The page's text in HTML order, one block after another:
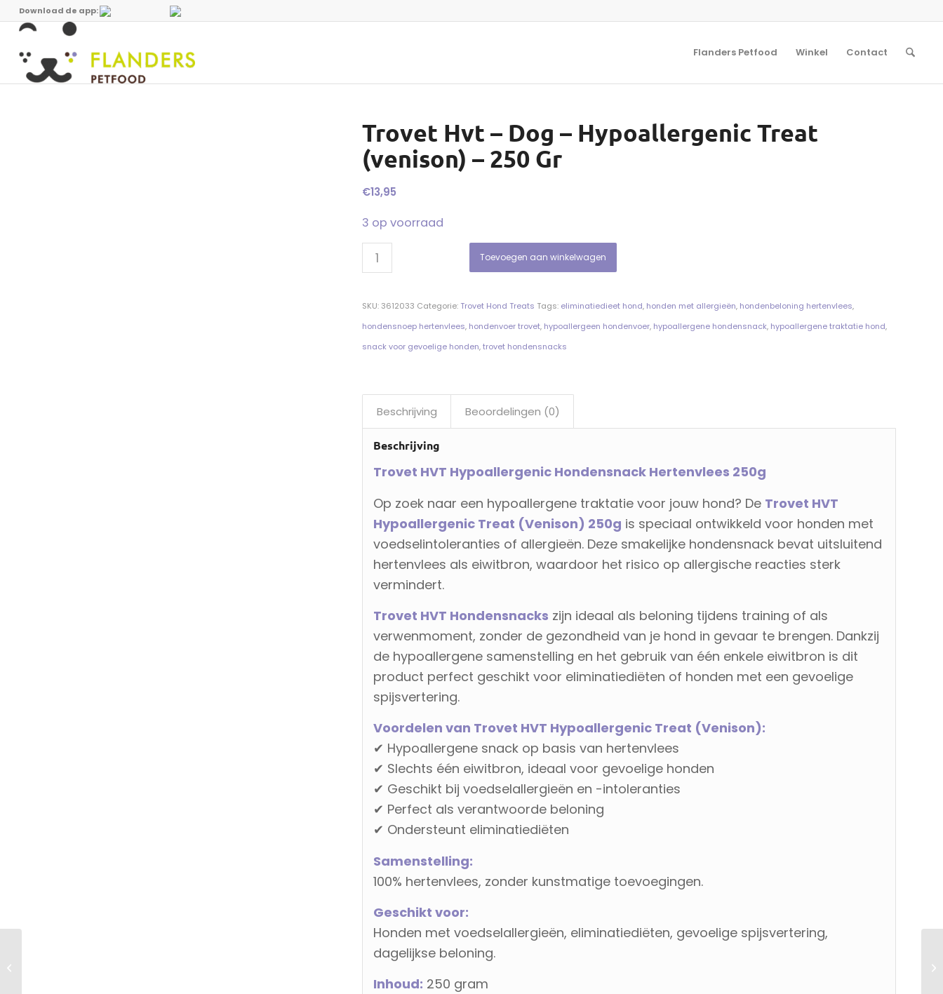
Download de app:
Flanders Petfood Winkel Contact
Trovet Hvt – Dog – Hypoallergenic Treat
(venison) – 250 Gr
€13,95
3 op voorraad
Toevoegen aan winkelwagen
SKU: 3612033 Categorie: Trovet Hond Treats Tags: eliminatiedieet hond, honden met allergieën, hondenbeloning hertenvlees,
hondensnoep hertenvlees, hondenvoer trovet, hypoallergeen hondenvoer, hypoallergene hondensnack, hypoallergene traktatie hond,
snack voor gevoelige honden,trovet hondensnacks
Beschrijving Beoordelingen (0)
Beschrijving
Trovet HVT Hypoallergenic Hondensnack Hertenvlees 250g
Op zoek naar een hypoallergene traktatie voor jouw hond? De Trovet HVT
Hypoallergenic Treat (Venison) 250g is speciaal ontwikkeld voor honden met
voedselintoleranties of allergieën. Deze smakelijke hondensnack bevat uitsluitend
hertenvlees als eiwitbron, waardoor het risico op allergische reacties sterk
vermindert.
Trovet HVT Hondensnacks zijn ideaal als beloning tijdens training of als
verwenmoment, zonder de gezondheid van je hond in gevaar te brengen. Dankzij
de hypoallergene samenstelling en het gebruik van één enkele eiwitbron is dit
product perfect geschikt voor eliminatiediëten of honden met een gevoelige
spijsvertering.
Voordelen van Trovet HVT Hypoallergenic Treat (Venison):
✔ Hypoallergene snack op basis van hertenvlees
✔ Slechts één eiwitbron, ideaal voor gevoelige honden
✔ Geschikt bij voedselallergieën en -intoleranties
✔ Perfect als verantwoorde beloning
✔ Ondersteunt eliminatiediëten
Samenstelling:
100% hertenvlees, zonder kunstmatige toevoegingen.
Geschikt voor:
Honden met voedselallergieën, eliminatiediëten, gevoelige spijsvertering,
dagelijkse beloning.
Inhoud: 250 gram